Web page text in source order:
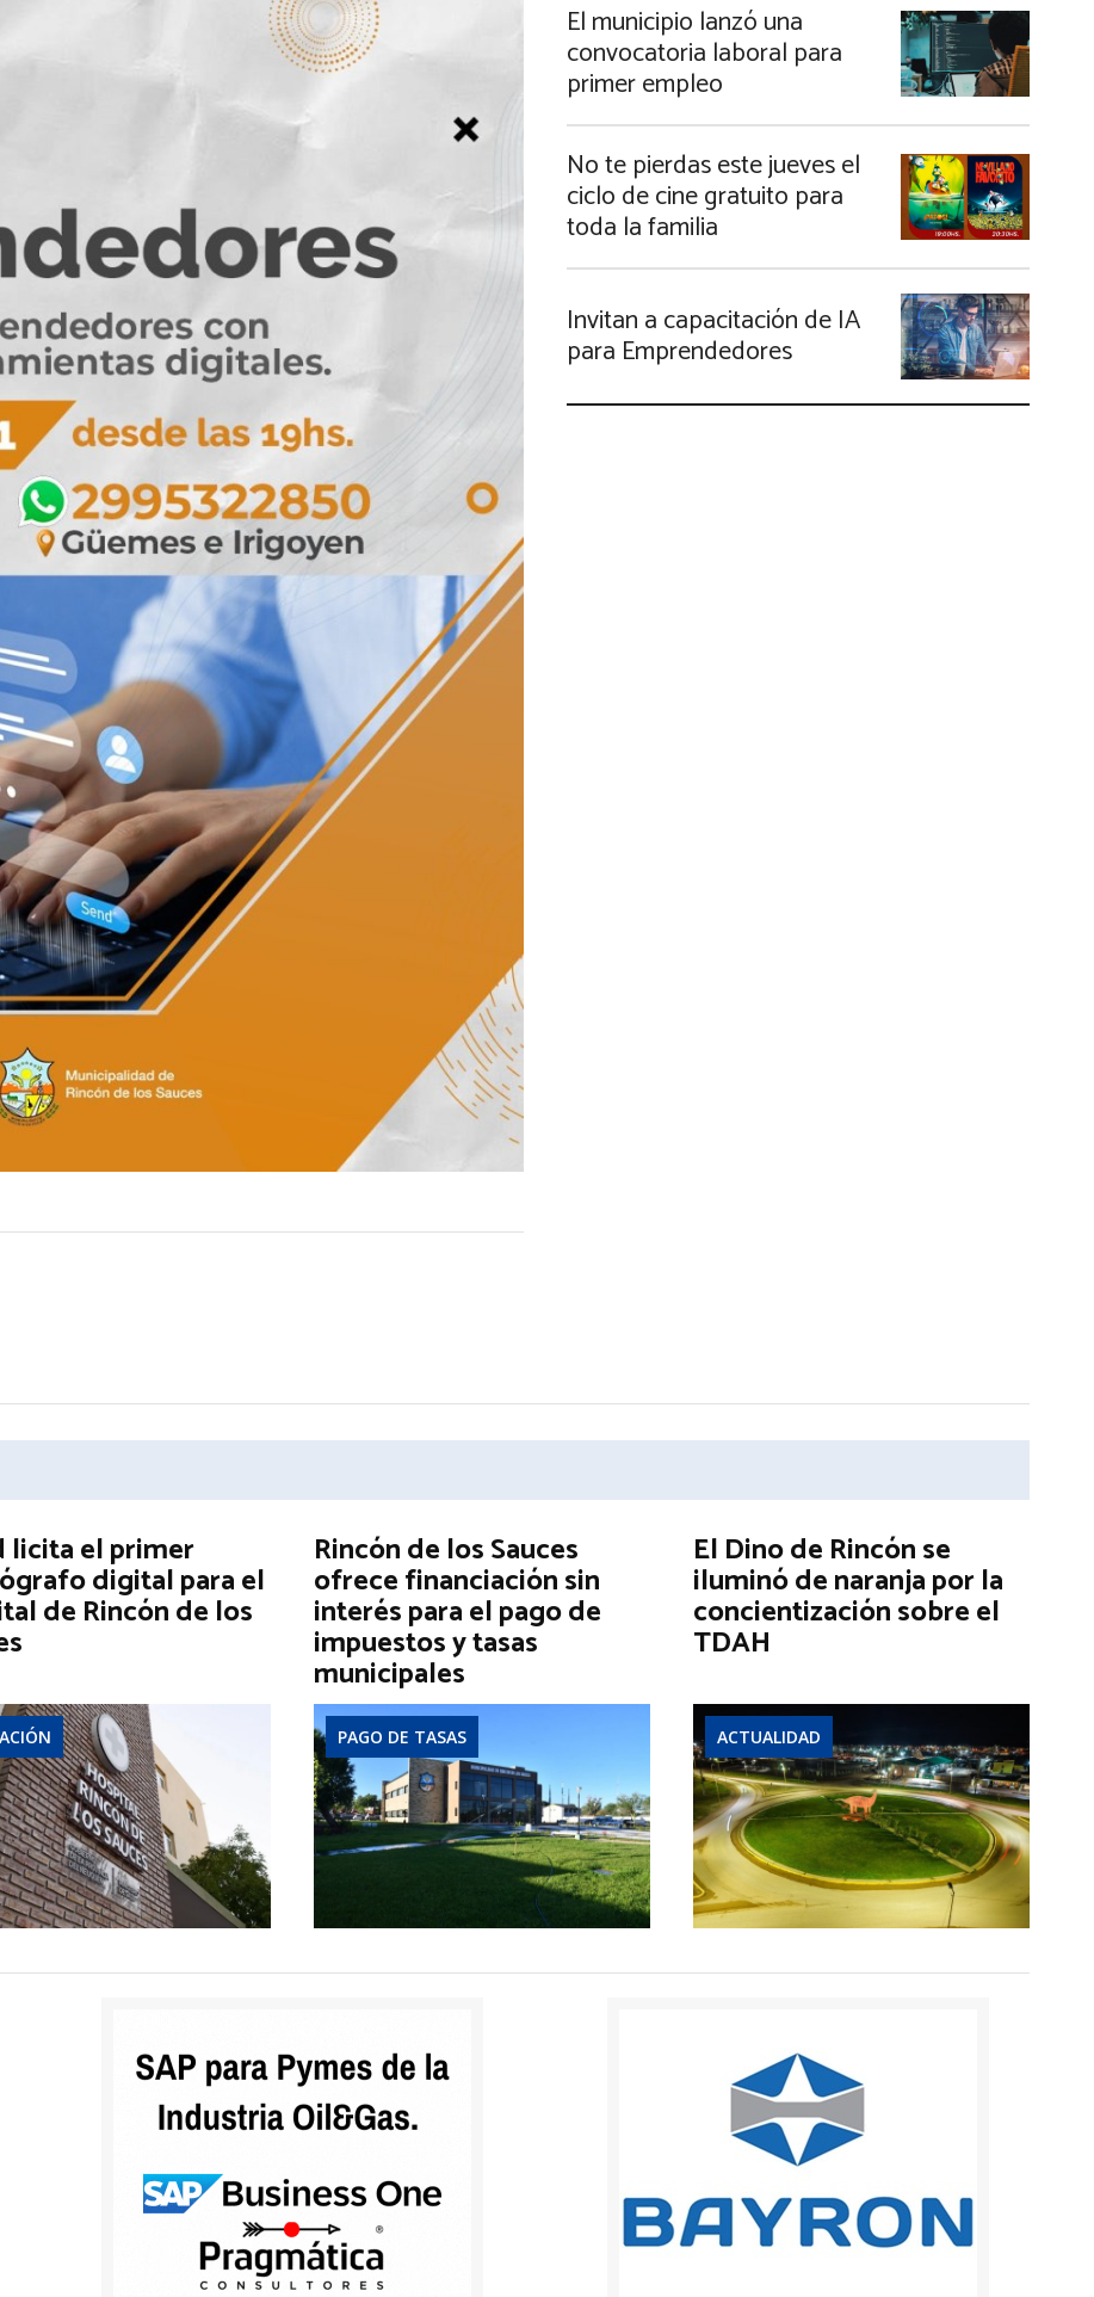
El municipio lanzó una
convocatoria laboral para
primer empleo
No te pierdas este jueves el
ciclo de cine gratuito para
toda la familia
Invitan a capacitación de IA
para Emprendedores
licita el primer
digital para el
de Rincón de los
Rincón de los Sauces
ofrece financiación sin
interés para el pago de
impuestos y tasas
municipales
PAGO DE TASAS
El Dino de Rincón se
iluminó de naranja por la
concientización sobre el
TDAH
ACTUALIDAD